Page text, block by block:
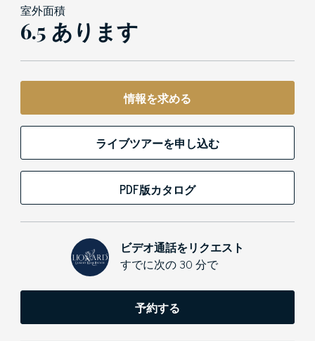
室外面積
6.5 あります
情報を求める
ライブツアーを申し込む
PDF版カタログ
ビデオ通話をリクエスト
すでに次の 30 分で
予約する